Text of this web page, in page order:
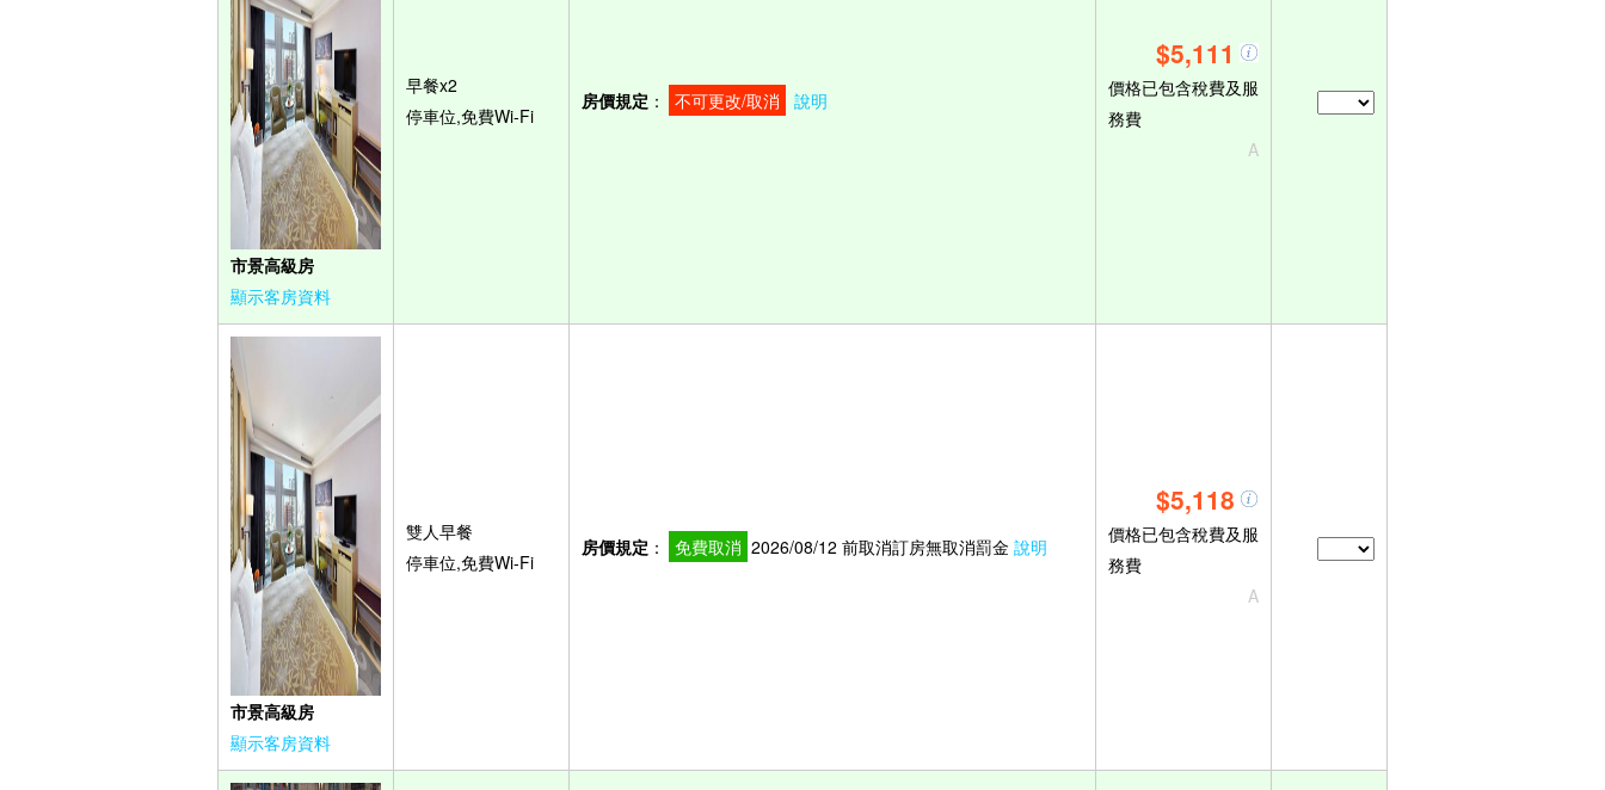
市景高級房
顯示客房資料
早餐x2
停車位,免費Wi-Fi
房價規定 ： 不可更改/取消 說明
$5,111
價格已包含稅費及服
務費
A
市景高級房
顯示客房資料
雙人早餐
停車位,免費Wi-Fi
房價規定 ： 免費取消 2026/08/12 前取消訂房無取消罰金 說明
$5,118
價格已包含稅費及服
務費
A